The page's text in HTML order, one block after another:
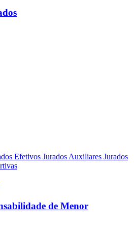
Efetivos Jurados Auxiliares Jurados
de Menor